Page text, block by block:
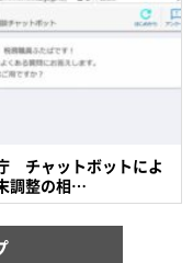
チャットボットによ
調整の相…